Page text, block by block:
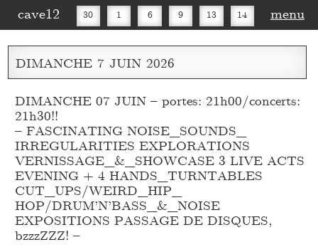
cave12 30 1 6 9 13 14
16 20 27 30
menu
DIMANCHE 7 JUIN 2026
DIMANCHE 07 JUIN – portes: 21h00/concerts:
21h30!!
– FASCINATING NOISE_ SOUNDS_
IRREGULARITIES EXPLORATIONS
VERNISSAGE_&_ SHOWCASE 3 LIVE ACTS
EVENING + 4 HANDS_TURNTABLES
CUT_UPS/WEIRD_HIP_
HOP/DRUM’N’BASS_&_NOISE
EXPOSITIONS PASSAGE DE DISQUES,
bzzzZZZ! –